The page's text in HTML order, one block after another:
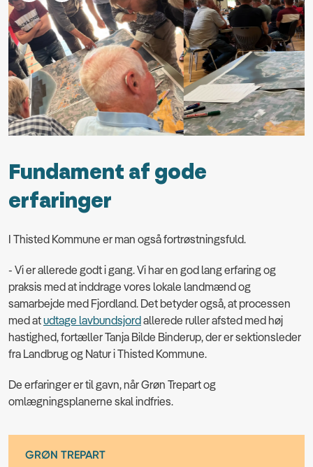
Fundament af gode
erfaringer
I Thisted Kommune er man også fortrøstningsfuld.
- Vi er allerede godt i gang. Vi har en god lang erfaring og
praksis med at inddrage vores lokale landmænd og
samarbejde med Fjordland. Det betyder også, at processen
med atudtage lavbundsjordallerede ruller afsted med høj
hastighed, fortæller Tanja Bilde Binderup, der er sektionsleder
fra Landbrug og Natur i Thisted Kommune.
De erfaringer er til gavn, når Grøn Trepart og
omlægningsplanerne skal indfries.
GRØN TREPART